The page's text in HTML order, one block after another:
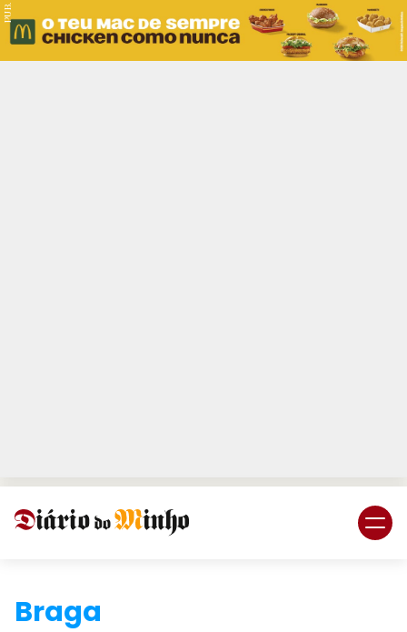
PUB.
Braga.